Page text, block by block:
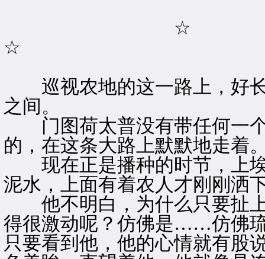
☆
☆
巡视农地的这一路上，好长
之间。
门图荷太普没有带任何一个
的，在这条大路上默默地走着
现在正是播种的时节，上埃
泥水，上面有着农人才刚刚洒
他不明白，为什么只要扯上
得很激动呢？仿佛是……仿佛
只要看到他，他的心情就有股